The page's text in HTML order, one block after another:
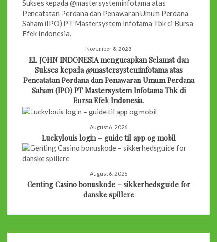
November 8, 2023
EL JOHN INDONESIA mengucapkan Selamat dan
Sukses kepada @mastersysteminfotama atas
Pencatatan Perdana dan Penawaran Umum Perdana
Saham (IPO) PT Mastersystem Infotama Tbk di
Bursa Efek Indonesia.
August 6, 2026
Luckylouis login – guide til app og mobil
August 6, 2026
Genting Casino bonuskode – sikkerhedsguide for
danske spillere